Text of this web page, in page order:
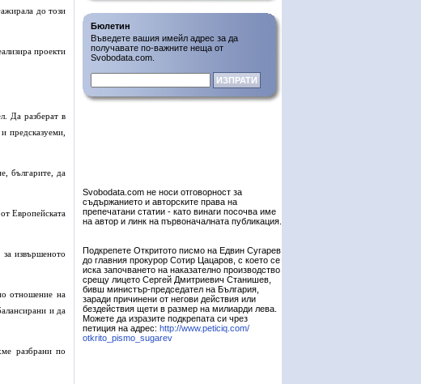
до този
проекти
Да разберат в
предсказуеми,
българите, да
Европейската
извършеното
отношение на
и да
разбрани по
Бюлетин
Въведете вашия имейл адрес за да
получавате по-важните неща от
Svobodata.com.
Svobodata.com не носи отговорност за
съдържанието и авторските права на
препечатани статии - като винаги посочва име
на автор и линк на първоначалната публикация.
Подкрепете Откритото писмо на Едвин Сугарев
до главния прокурор Сотир Цацаров, с което се
иска започването на наказателно производство
срещу лицето Сергей Дмитриевич Станишев,
бивш министър-председател на България,
заради причинени от негови действия или
бездействия щети в размер на милиарди лева.
Можете да изразите подкрепата си чрез
петиция на адрес: http://www.peticiq.com/
otkrito_pismo_sugarev